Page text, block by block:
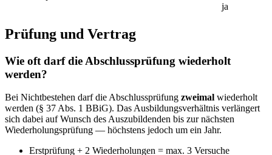
ja
Prüfung und Vertrag
Wie oft darf die Abschlussprüfung wiederholt
werden?
Bei Nichtbestehen darf die Abschlussprüfung zweimal wiederholt
werden (§ 37 Abs. 1 BBiG). Das Ausbildungsverhältnis verlängert
sich dabei auf Wunsch des Auszubildenden bis zur nächsten
Wiederholungsprüfung — höchstens jedoch um ein Jahr.
Erstprüfung + 2 Wiederholungen = max. 3 Versuche